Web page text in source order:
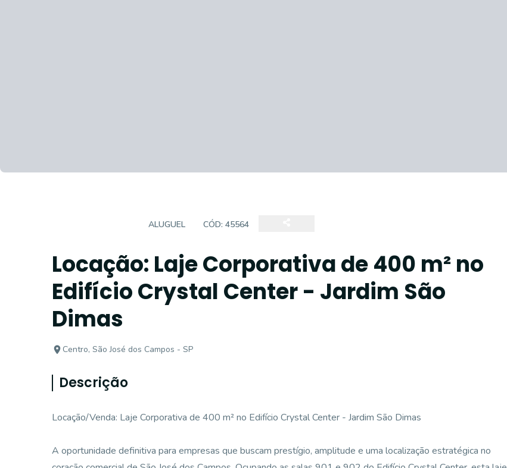
ALUGUEL CÓD: 45564
Locação: Laje Corporativa de 400 m² no
Edifício Crystal Center - Jardim São
Dimas
Centro, São José dos Campos - SP
Descrição
Locação/Venda: Laje Corporativa de 400 m² no Edifício Crystal Center - Jardim São Dimas
A oportunidade definitiva para empresas que buscam prestígio, amplitude e uma localização estratégica no